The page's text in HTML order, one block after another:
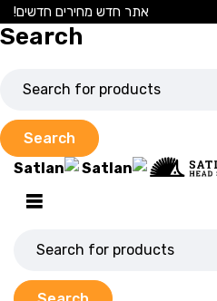
אתר חדש מחירים חדשים!
Search